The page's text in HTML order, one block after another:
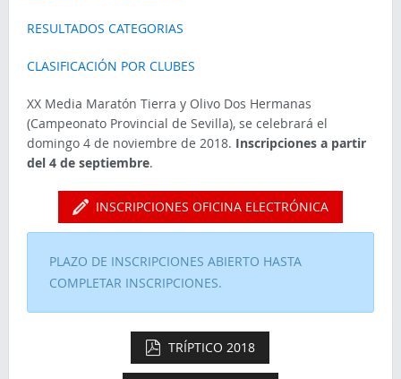
RESULTADOS CATEGORIAS
CLASIFICACIÓN POR CLUBES
XX Media Maratón Tierra y Olivo Dos Hermanas
(Campeonato Provincial de Sevilla), se celebrará el
domingo 4 de noviembre de 2018. Inscripciones a partir
del 4 de septiembre.
INSCRIPCIONES OFICINA ELECTRÓNICA
PLAZO DE INSCRIPCIONES ABIERTO HASTA
COMPLETAR INSCRIPCIONES.
TRÍPTICO 2018